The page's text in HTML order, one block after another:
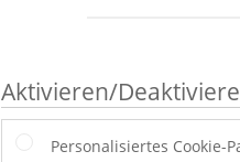
Aktivieren/
Personalisiertes Cookie-